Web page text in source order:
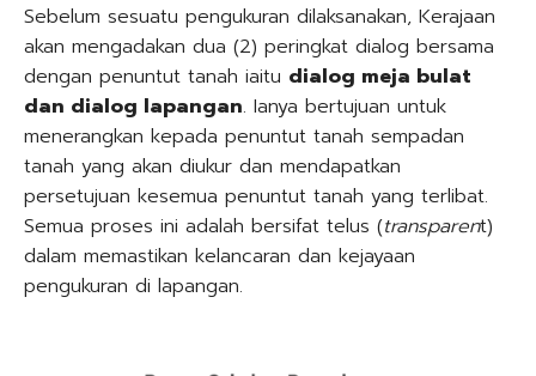
Sebelum sesuatu pengukuran dilaksanakan, Kerajaan
akan mengadakan dua (2) peringkat dialog bersama
dengan penuntut tanah iaitu dialog meja bulat
dan dialog lapangan. Ianya bertujuan untuk
menerangkan kepada penuntut tanah sempadan
tanah yang akan diukur dan mendapatkan
persetujuan kesemua penuntut tanah yang terlibat.
Semua proses ini adalah bersifat telus (transparent)
dalam memastikan kelancaran dan kejayaan
pengukuran di lapangan.